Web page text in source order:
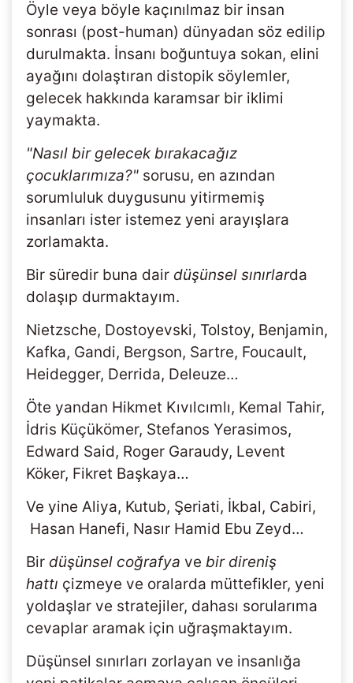
Öyle veya böyle kaçınılmaz bir insan
sonrası (post-human) dünyadan söz edilip
durulmakta. İnsanı boğuntuya sokan, elini
ayağını dolaştıran distopik söylemler,
gelecek hakkında karamsar bir iklimi
yaymakta.
"Nasıl bir gelecek bırakacağız
çocuklarımıza?" sorusu, en azından
sorumluluk duygusunu yitirmemiş
insanları ister istemez yeni arayışlara
zorlamakta.
Bir süredir buna dair düşünsel sınırlarda
dolaşıp durmaktayım.
Nietzsche, Dostoyevski, Tolstoy, Benjamin,
Kafka, Gandi, Bergson, Sartre, Foucault,
Heidegger, Derrida, Deleuze…
Öte yandan Hikmet Kıvılcımlı, Kemal Tahir,
İdris Küçükömer, Stefanos Yerasimos,
Edward Said, Roger Garaudy, Levent
Köker, Fikret Başkaya…
Ve yine Aliya, Kutub, Şeriati, İkbal, Cabiri,
Hasan Hanefi, Nasır Hamid Ebu Zeyd…
Bir düşünsel coğrafya ve bir direniş
hattı çizmeye ve oralarda müttefikler, yeni
yoldaşlar ve stratejiler, dahası sorularıma
cevaplar aramak için uğraşmaktayım.
Düşünsel sınırları zorlayan ve insanlığa